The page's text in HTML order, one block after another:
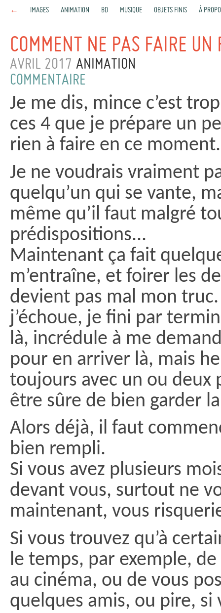
← IMAGES ANIMATION BD MUSIQUE OBJETS FINIS À
COMMENT NE PAS FAIRE UN
AVRIL 2017 ANIMATION
COMMENTAIRE
Je me dis, mince c’est
ces 4 que je prépare un
rien à faire en ce
Je ne voudrais vraiment
quelqu’un qui se vante,
même qu’il faut malgré
prédispositions...
Maintenant ça fait
m’entraîne, et foirer les
devient pas mal mon
j’échoue, je fini par
là, incrédule à me
pour en arriver là, mais
toujours avec un ou
être sûre de bien garder
Alors déjà, il faut
bien rempli.
Si vous avez plusieurs
devant vous, surtout ne
maintenant, vous
Si vous trouvez qu’à
le temps, par exemple,
au cinéma, ou de vous
quelques amis, ou pire, si